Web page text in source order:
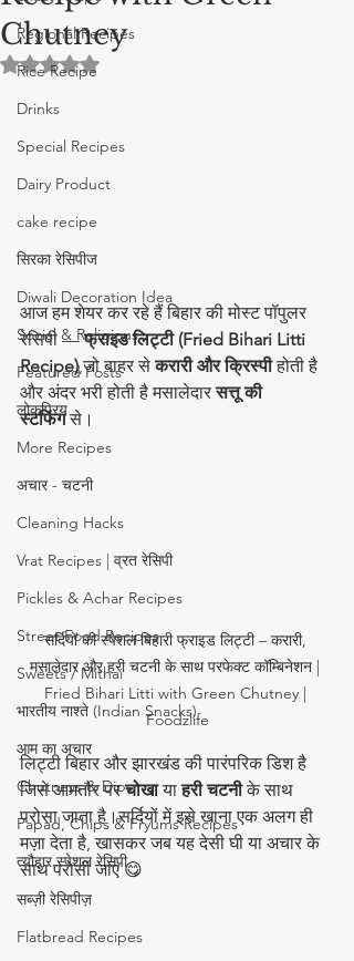
Regional Recipes
Rice Recipe
Drinks
Special Recipes
Dairy Product
cake recipe
सिरका रेसिपीज
Diwali Decoration Idea
Social & Religious
Featured Posts
लोकप्रिय
More Recipes
अचार - चटनी
Cleaning Hacks
Vrat Recipes | व्रत रेसिपी
Pickles & Achar Recipes
Street Food Recipes
Sweets / Mithai
भारतीय नाश्ते (Indian Snacks)
आम का अचार
Chutneys & Dips
Papad, Chips & Fryums Recipes
त्यौहार स्पेशल रेसिपी
सब्ज़ी रेसिपीज़
Flatbread Recipes
Chutney
5 स्टार में से NaN रेटिंग दी गई।
आज हम शेयर कर रहे हैं बिहार की मोस्ट पॉपुलर
रेसिपी — फ्राइड लिट्टी (Fried Bihari Litti
Recipe),जो बाहर से करारी और क्रिस्पी होती है
और अंदर भरी होती है मसालेदार सत्तू की
स्टफिंग से।
सर्दियों की स्पेशल बिहारी फ्राइड लिट्टी – करारी,
मसालेदार और हरी चटनी के साथ परफेक्ट कॉम्बिनेशन |
Fried Bihari Litti with Green Chutney |
Foodzlife
लिट्टी बिहार और झारखंड की पारंपरिक डिश है
जिसे आमतौर पर चोखा या हरी चटनी के साथ
परोसा जाता है।सर्दियों में इसे खाना एक अलग ही
मज़ा देता है, खासकर जब यह देसी घी या अचार के
साथ परोसी जाए 😋